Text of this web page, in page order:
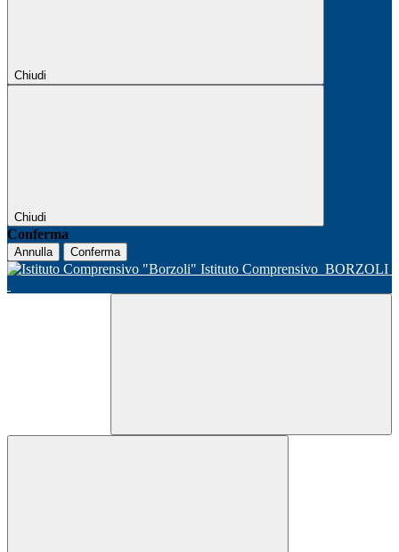
Chiudi
Chiudi
Conferma
Annulla Conferma
Istituto Comprensivo BORZOLI